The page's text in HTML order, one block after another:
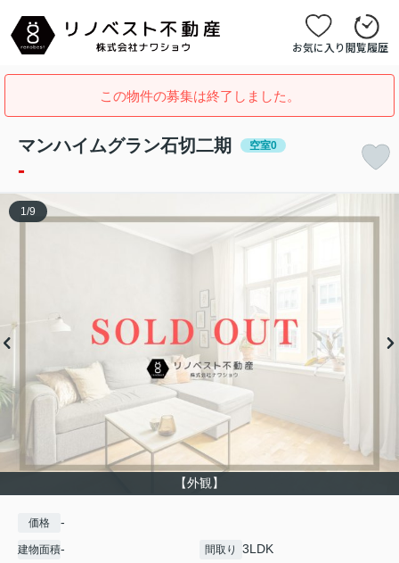
お気に入り閲覧履歴
この物件の募集は終了しました。
マンハイムグラン石切二期 空室0
-
【外観】
1 /9
価格 -
建物面積- 間取り 3LDK